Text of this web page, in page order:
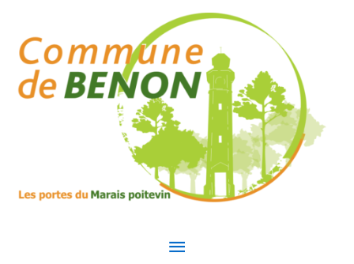
MENU